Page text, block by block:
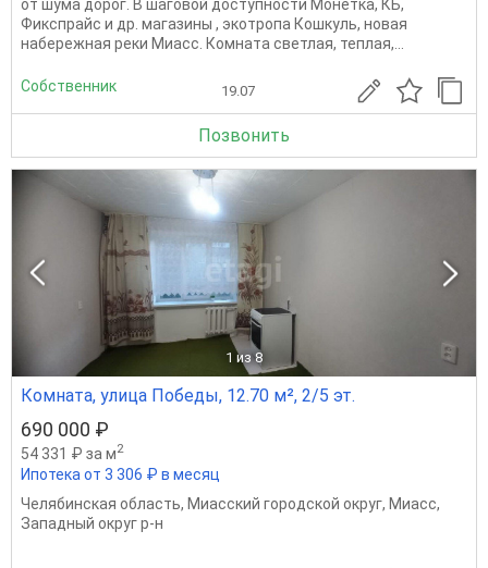
от шума дорог. В шаговой доступности Монетка, КБ,
Фикспрайс и др. магазины , экотропа Кошкуль, новая
набережная реки Миасс. Комната светлая, теплая,...
Собственник 19.07
Позвонить
1 из 8
Комната, улица Победы, 12.70 м², 2/5 эт.
690 000 ₽
54 331 ₽ за м2
Ипотека от 3 306 ₽ в месяц
Челябинская область, Миасский городской округ, Миасс,
Западный округ р-н